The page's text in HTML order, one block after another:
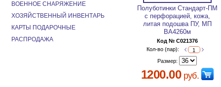
Полуботинки Стандарт-ПМ
с перфорацией, кожа,
литая подошва ПУ, МП
ВА4260м
Код № C021376
Кол-во (пар):
Размер:
1200.00руб.
ВОЕННОЕ СНАРЯЖЕНИЕ
ХОЗЯЙСТВЕННЫЙ ИНВЕНТАРЬ
КАРТЫ ПОДАРОЧНЫЕ
РАСПРОДАЖА